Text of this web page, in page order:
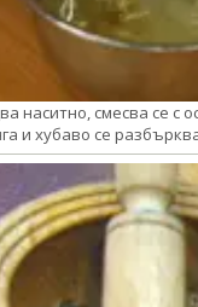
наситно, смесва се с
и хубаво се